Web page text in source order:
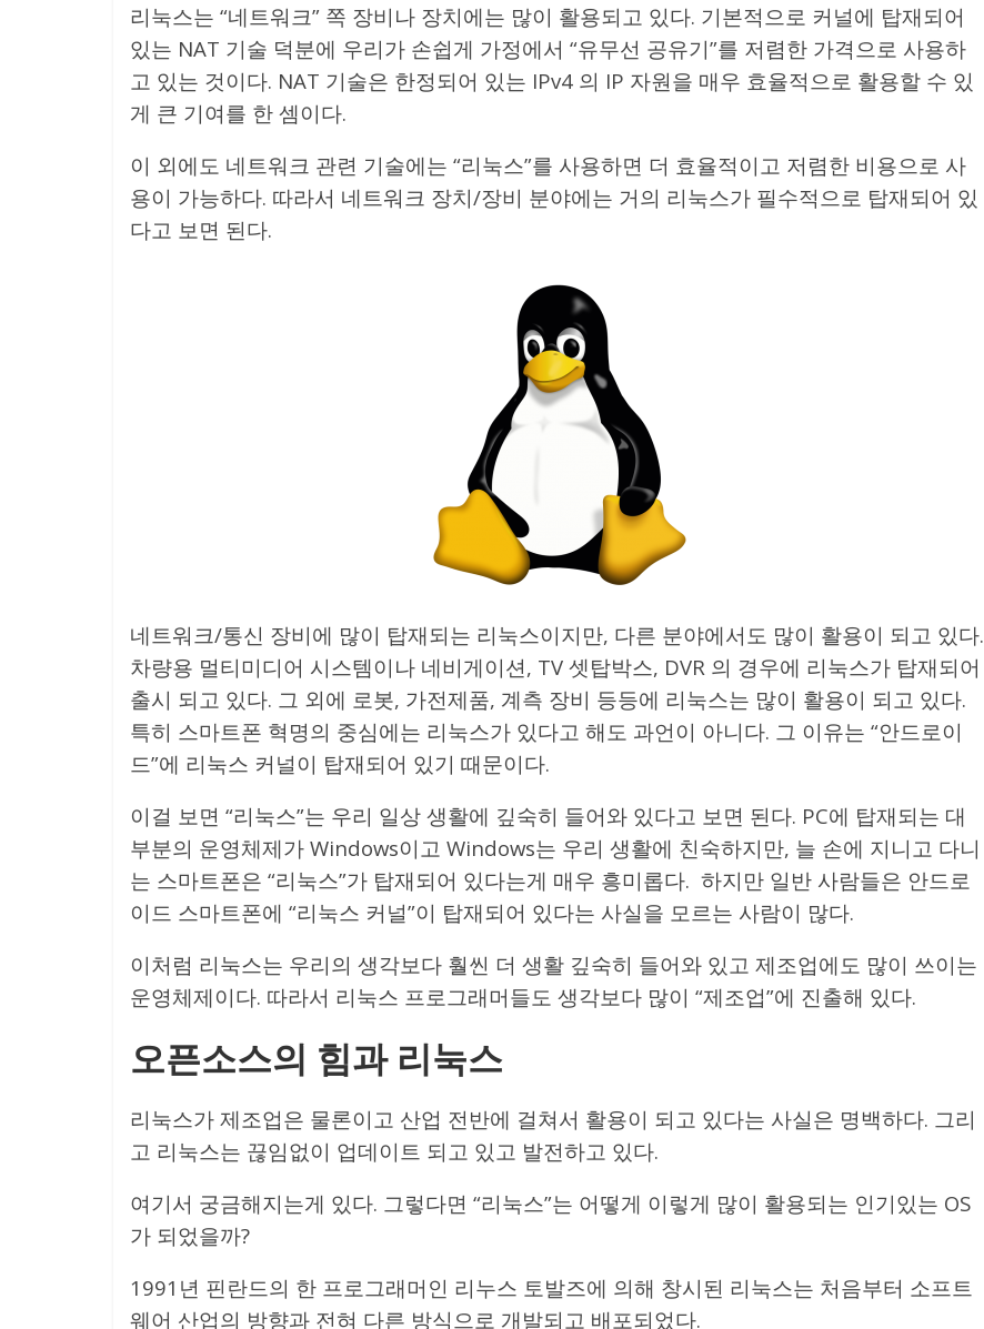
리눅스는 “네트워크” 쪽 장비나 장치에는 많이 활용되고 있다. 기본적으로 커널에 탑재되어
있는 NAT 기술 덕분에 우리가 손쉽게 가정에서 “유무선 공유기”를 저렴한 가격으로 사용하
고 있는 것이다. NAT 기술은 한정되어 있는 IPv4 의 IP 자원을 매우 효율적으로 활용할 수 있
게 큰 기여를 한 셈이다.
이 외에도 네트워크 관련 기술에는 “리눅스”를 사용하면 더 효율적이고 저렴한 비용으로 사
용이 가능하다. 따라서 네트워크 장치/장비 분야에는 거의 리눅스가 필수적으로 탑재되어 있
다고 보면 된다.
네트워크/통신 장비에 많이 탑재되는 리눅스이지만, 다른 분야에서도 많이 활용이 되고 있다.
차량용 멀티미디어 시스템이나 네비게이션, TV 셋탑박스, DVR 의 경우에 리눅스가 탑재되어
출시 되고 있다. 그 외에 로봇, 가전제품, 계측 장비 등등에 리눅스는 많이 활용이 되고 있다.
특히 스마트폰 혁명의 중심에는 리눅스가 있다고 해도 과언이 아니다. 그 이유는 “안드로이
드”에 리눅스 커널이 탑재되어 있기 때문이다.
이걸 보면 “리눅스”는 우리 일상 생활에 깊숙히 들어와 있다고 보면 된다. PC에 탑재되는 대
부분의 운영체제가 Windows이고 Windows는 우리 생활에 친숙하지만, 늘 손에 지니고 다니
는 스마트폰은 “리눅스”가 탑재되어 있다는게 매우 흥미롭다. 하지만 일반 사람들은 안드로
이드 스마트폰에 “리눅스 커널”이 탑재되어 있다는 사실을 모르는 사람이 많다.
이처럼 리눅스는 우리의 생각보다 훨씬 더 생활 깊숙히 들어와 있고 제조업에도 많이 쓰이는
운영체제이다. 따라서 리눅스 프로그래머들도 생각보다 많이 “제조업”에 진출해 있다.
오픈소스의 힘과 리눅스
리눅스가 제조업은 물론이고 산업 전반에 걸쳐서 활용이 되고 있다는 사실은 명백하다. 그리
고 리눅스는 끊임없이 업데이트 되고 있고 발전하고 있다.
여기서 궁금해지는게 있다. 그렇다면 “리눅스”는 어떻게 이렇게 많이 활용되는 인기있는 OS
가 되었을까?
1991년 핀란드의 한 프로그래머인 리누스 토발즈에 의해 창시된 리눅스는 처음부터 소프트
웨어 산업의 방향과 전혀 다른 방식으로 개발되고 배포되었다.